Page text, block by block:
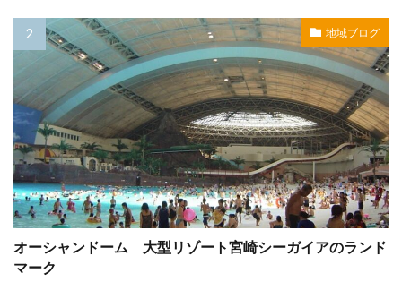
地域ブログ
オーシャンドーム 大型リゾート宮崎シーガイアのランド
マーク